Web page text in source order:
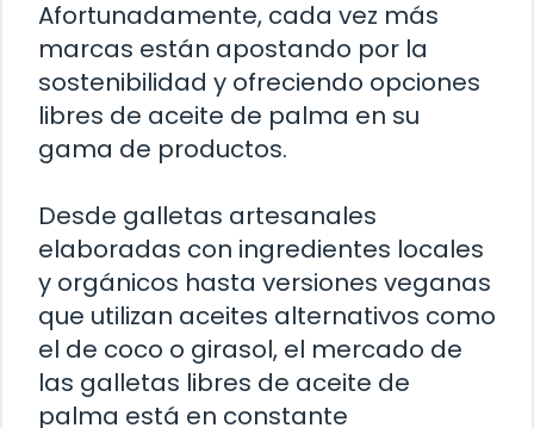
Afortunadamente, cada vez más
marcas están apostando por la
sostenibilidad y ofreciendo opciones
libres de aceite de palma en su
gama de productos.
Desde galletas artesanales
elaboradas con ingredientes locales
y orgánicos hasta versiones veganas
que utilizan aceites alternativos como
el de coco o girasol, el mercado de
las galletas libres de aceite de
palma está en constante